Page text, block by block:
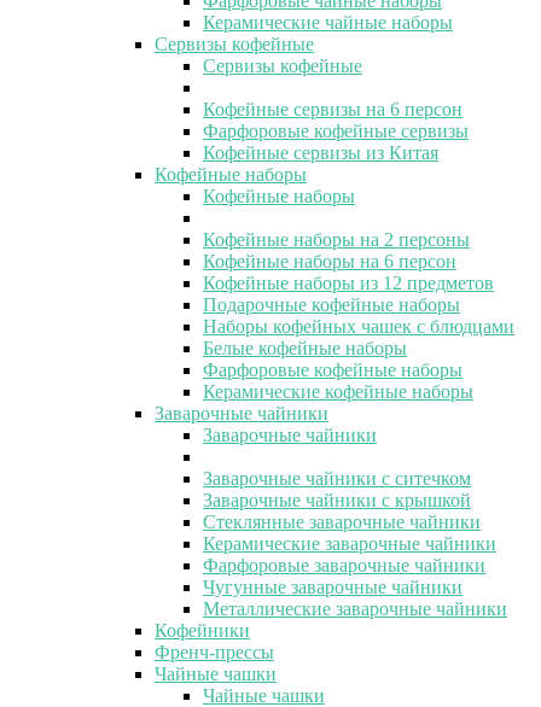
Керамические чайные наборы
Сервизы кофейные
Сервизы кофейные
Кофейные сервизы на 6 персон
Фарфоровые кофейные сервизы
Кофейные сервизы из Китая
Кофейные наборы
Кофейные наборы
Кофейные наборы на 2 персоны
Кофейные наборы на 6 персон
Кофейные наборы из 12 предметов
Подарочные кофейные наборы
Наборы кофейных чашек с блюдцами
Белые кофейные наборы
Фарфоровые кофейные наборы
Керамические кофейные наборы
Заварочные чайники
Заварочные чайники
Заварочные чайники с ситечком
Заварочные чайники с крышкой
Стеклянные заварочные чайники
Керамические заварочные чайники
Фарфоровые заварочные чайники
Чугунные заварочные чайники
Металлические заварочные чайники
Кофейники
Френч-прессы
Чайные чашки
Чайные чашки